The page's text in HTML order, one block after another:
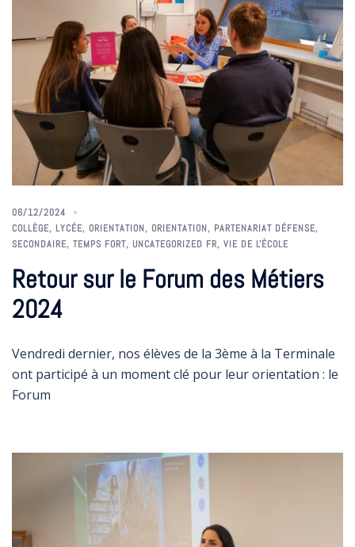
06/12/2024
COLLÈGE, LYCÉE, ORIENTATION, ORIENTATION, PARTENARIAT DÉFENSE,
SECONDAIRE, TEMPS FORT, UNCATEGORIZED FR, VIE DE L'ÉCOLE
Retour sur le Forum des Métiers
2024
Vendredi dernier, nos élèves de la 3ème à la Terminale
ont participé à un moment clé pour leur orientation : le
Forum